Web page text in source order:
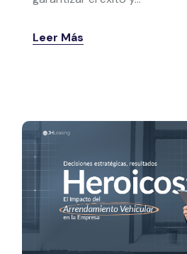
Leer Más